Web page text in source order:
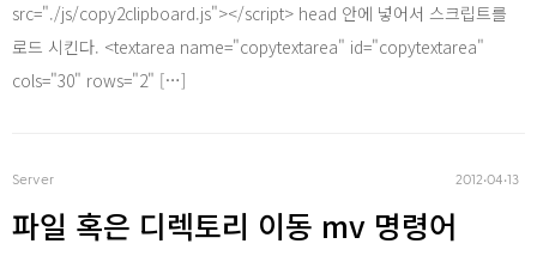
Html, CSS
asp .net
src="./js/copy2clipboard.js"></script> head 안에 넣어서 스크립트를
로드 시킨다. <textarea name="copytextarea" id="copytextarea"
cols="30" rows="2" […]
Server 2012‧04‧13
파일 혹은 디렉토리 이동 mv 명령어